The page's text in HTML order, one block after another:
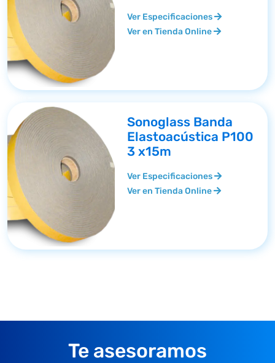
Ver Especificaciones
Ver en Tienda Online
Sonoglass Banda
Elastoacústica P100
3 x15m
Ver Especificaciones
Ver en Tienda Online
Te asesoramos